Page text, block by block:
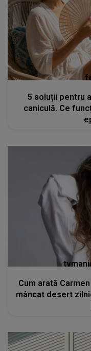
5 soluții pentru
caniculă. Ce
Cum arată
mâncat desert